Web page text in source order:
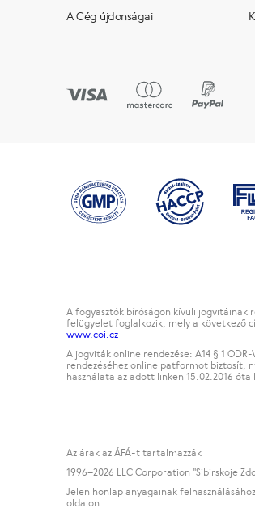
A Cég újdonságai
A fogyasztók bíróságon kívüli jogvitáinak
felügyelet foglalkozik, mely a következő
www.coi.cz
A jogviták online rendezése: A14 § 1
rendezéséhez online patformot biztosít,
használata az adott linken 15.02.2016
Az árak az ÁFÁ-t tartalmazzák
1996–2026 LLC Corporation "Sibirskoje
Jelen honlap anyagainak
oldalon.